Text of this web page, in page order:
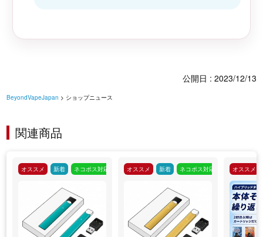
公開日 : 2023/12/13
BeyondVapeJapan > ショップニュース
関連商品
オススメ 新着 ネコポス対応 オススメ 新着 ネコポス対応 オススメ